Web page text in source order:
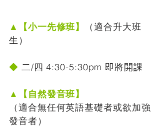
▲【小一先修班】
（適合升大班
生）
◆ 二/四 4:30-5:30pm 即將開課
▲【自然發音班】
（適合無任何英語基礎者或欲加強
發音者）